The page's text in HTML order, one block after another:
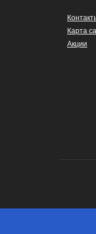
Карта
Акции